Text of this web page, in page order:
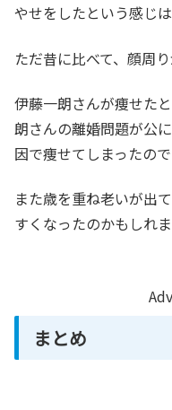
やせをしたという感じ
ただ昔に比べて、顔周
伊藤一朗さんが痩せた
朗さんの離婚問題が公
因で痩せてしまったの
また歳を重ね老いが出
すくなったのかもしれま
まとめ